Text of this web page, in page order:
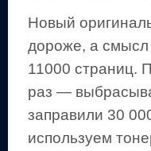
Новый
дороже, а смысл
11000 страниц.
раз —
заправили 30
используем